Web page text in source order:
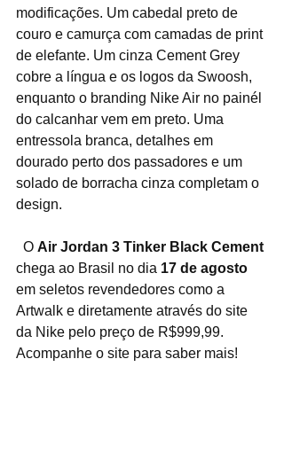
modificações. Um cabedal preto de
couro e camurça com camadas de print
de elefante. Um cinza Cement Grey
cobre a língua e os logos da Swoosh,
enquanto o branding Nike Air no painél
do calcanhar vem em preto. Uma
entressola branca, detalhes em
dourado perto dos passadores e um
solado de borracha cinza completam o
design.
  O
Air Jordan 3 Tinker Black Cement
chega ao Brasil no dia 17 de agosto
em seletos revendedores como a
Artwalk e diretamente através do site
da Nike pelo preço de R$999,99.
Acompanhe o site para saber mais!